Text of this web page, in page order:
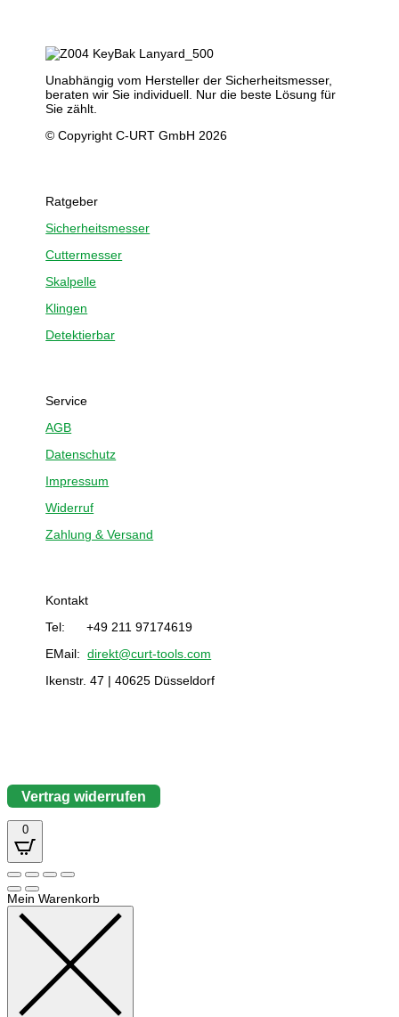
Unabhängig vom Hersteller der Sicherheitsmesser,
beraten wir Sie individuell. Nur die beste Lösung für
Sie zählt.
© Copyright C-URT GmbH 2026
Ratgeber
Sicherheitsmesser
Cuttermesser
Skalpelle
Klingen
Detektierbar
Service
AGB
Datenschutz
Impressum
Widerruf
Zahlung & Versand
Kontakt
Tel: +49 211 97174619
EMail:direkt@curt-tools.com
Ikenstr. 47 | 40625 Düsseldorf
Vertrag widerrufen
0
Mein Warenkorb